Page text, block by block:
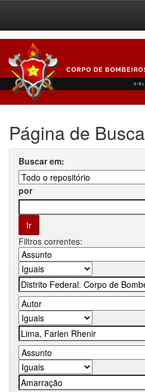
navigation
Página de Busca
Buscar em:
por
Filtros correntes: